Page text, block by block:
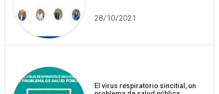
28/10/2021
El virus respiratorio sincitial, un